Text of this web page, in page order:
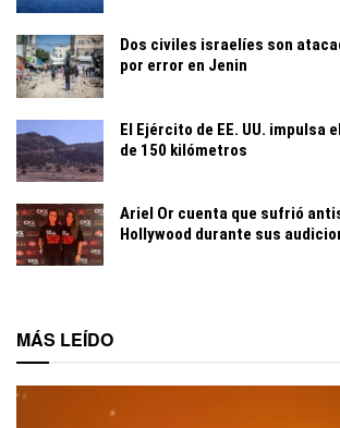
Dos civiles israelíes son
por error en Jenin
El Ejército de EE. UU. impulsa
de 150 kilómetros
Ariel Or cuenta que sufrió
Hollywood durante sus
MÁS LEÍDO